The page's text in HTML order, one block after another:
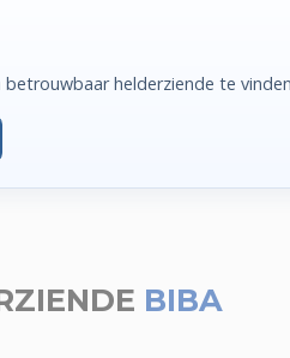
helderziende te
BIBA